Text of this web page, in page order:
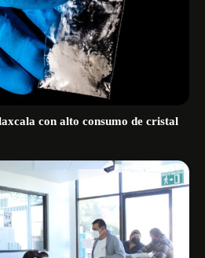
con alto consumo de cristal